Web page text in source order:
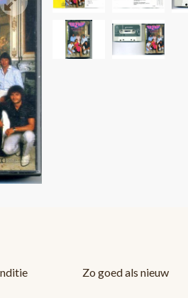
Zo goed als nieuw